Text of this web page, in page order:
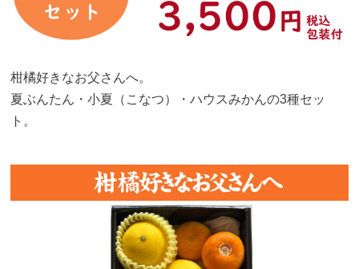
柑橘好きなお父さんへ。
夏ぶんたん・小夏（こなつ）・ハウスみかんの3種セッ
ト。